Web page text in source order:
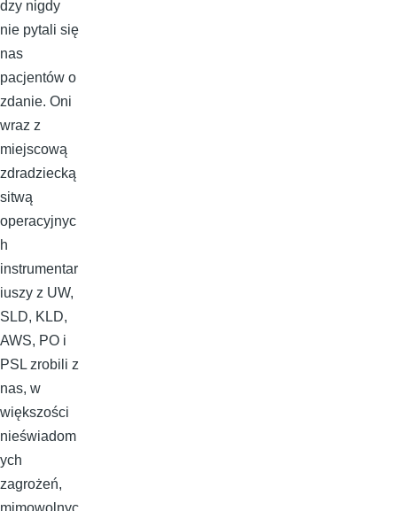
dzy nigdy
nie pytali się
nas
pacjentów o
zdanie. Oni
wraz z
miejscową
zdradziecką
sitwą
operacyjnyc
h
instrumentar
iuszy z UW,
SLD, KLD,
AWS, PO i
PSL zrobili z
nas, w
większości
nieświadom
ych
zagrożeń,